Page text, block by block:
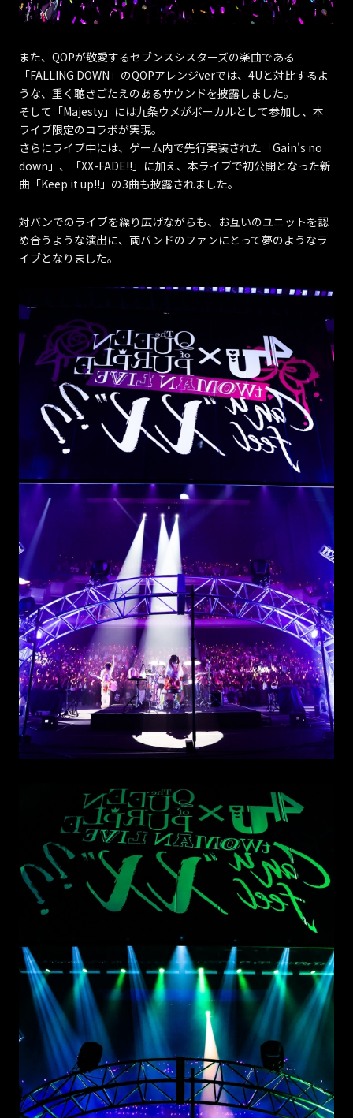
また、QOPが敬愛するセブンスシスターズの楽曲である
「FALLING DOWN」のQOPアレンジverでは、4Uと対比するよ
うな、重く聴きごたえのあるサウンドを披露しました。
そして「Majesty」には九条ウメがボーカルとして参加し、本
ライブ限定のコラボが実現。
さらにライブ中には、ゲーム内で先行実装された「Gain's no
down」、「XX-FADE!!」に加え、本ライブで初公開となった新
曲「Keep it up!!」の3曲も披露されました。
対バンでのライブを繰り広げながらも、お互いのユニットを認
め合うような演出に、両バンドのファンにとって夢のようなラ
イブとなりました。